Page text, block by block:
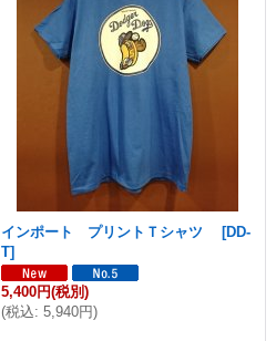
インポート プリントＴシャツ [DD-
T]
5,400円(税別)
(税込: 5,940円)